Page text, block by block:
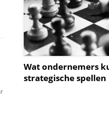
Wat ondernemers
strategische spellen